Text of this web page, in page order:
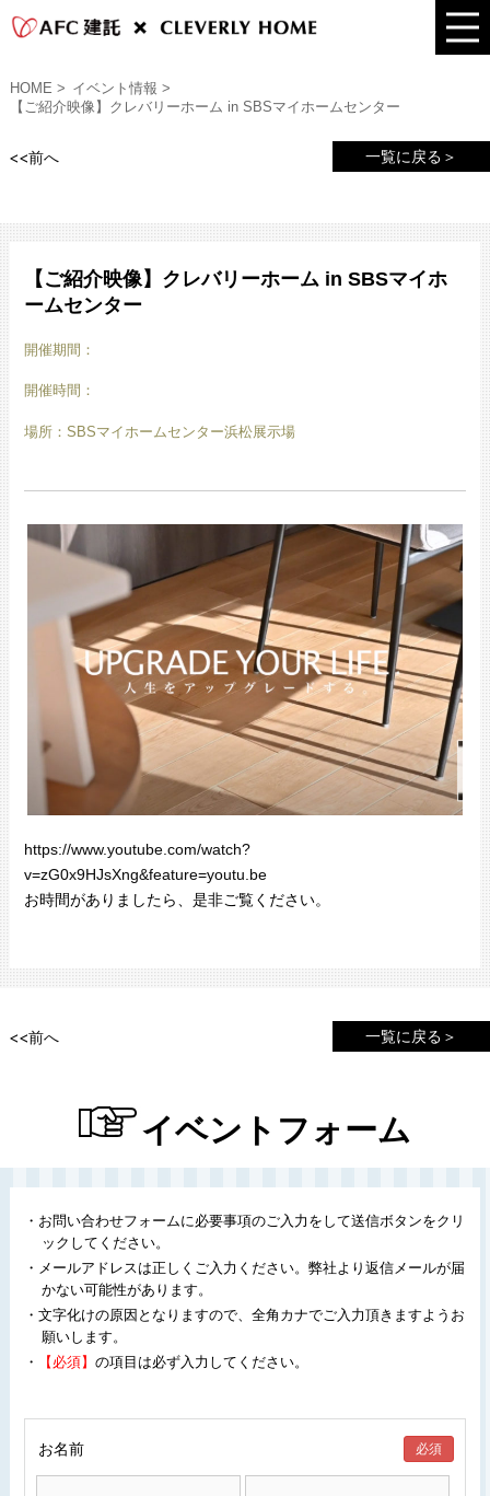
HOME
イベント情報
【ご紹介映像】クレバリーホーム in SBSマイホームセンター
一覧に戻る＞
<<前へ
【ご紹介映像】クレバリーホーム in SBSマイホ
ームセンター
開催期間：
開催時間：
場所：SBSマイホームセンター浜松展示場
https://www.youtube.com/watch?
v=zG0x9HJsXng&feature=youtu.be
お時間がありましたら、是非ご覧ください。
一覧に戻る＞
<<前へ
イベントフォーム
・お問い合わせフォームに必要事項のご入力をして送信ボタンをクリ
ックしてください。
・メールアドレスは正しくご入力ください。弊社より返信メールが届
かない可能性があります。
・文字化けの原因となりますので、全角カナでご入力頂きますようお
願いします。
・
【必須】 の項目は必ず入力してください。
必須
お名前